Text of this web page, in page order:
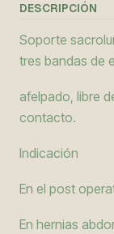
DESCRIPCIÓN
Soporte
tres bandas de
afelpado, libre
contacto.
Indicación
En el post
En hernias